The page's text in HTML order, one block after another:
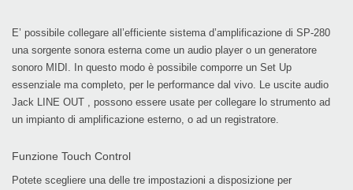
E’ possibile collegare all’efficiente sistema d’amplificazione di SP-280
una sorgente sonora esterna come un audio player o un generatore
sonoro MIDI. In questo modo è possibile comporre un Set Up
essenziale ma completo, per le performance dal vivo. Le uscite audio
Jack LINE OUT , possono essere usate per collegare lo strumento ad
un impianto di amplificazione esterno, o ad un registratore.
Funzione Touch Control
Potete scegliere una delle tre impostazioni a disposizione per